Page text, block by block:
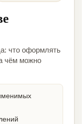
что оформлять
чём можно